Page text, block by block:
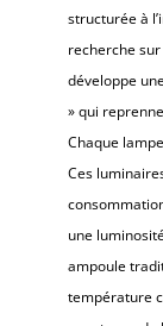
structurée à
recherche
développe
» qui
Chaque
Ces
une
ampoule
température